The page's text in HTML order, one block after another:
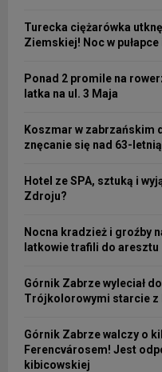
Turecka ciężarówka
Ziemskiej! Noc w
Ponad 2 promile na
latka na ul. 3 Maja
Koszmar w zabrzańskim
znęcanie się nad 63-
Hotel ze SPA, sztuką i
Zdroju?
Nocna kradzież i groźby
latkowie trafili do aresztu
Górnik Zabrze wyleciał
Trójkolorowymi starcie z
Górnik Zabrze walczy o
Ferencvárosem! Jest
kibicowskiej